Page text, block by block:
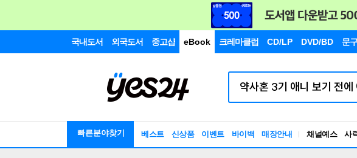
국내도서 외국도서 중고샵 eBook 크레마클럽 CD/LP DVD/BD 문구
빠른분야찾기 베스트 신상품 이벤트 바이백 매장안내 채널예스 사